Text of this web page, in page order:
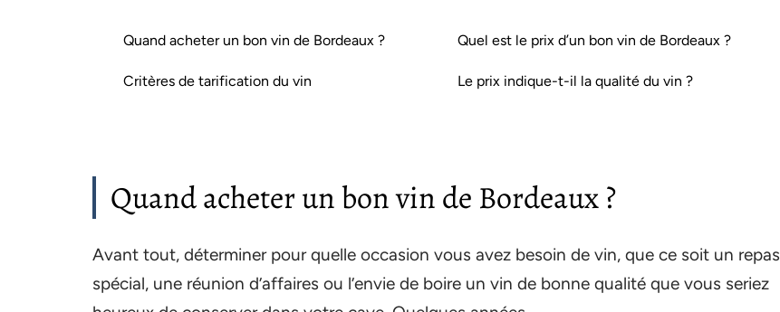
Quand acheter un bon vin de Bordeaux ?
Critères de tarification du vin
Quel est le prix d’un bon vin de Bordeaux ?
Le prix indique-t-il la qualité du vin ?
Quand acheter un bon vin de Bordeaux ?
Avant tout, déterminer pour quelle occasion vous avez besoin de vin, que ce soit un repas
spécial, une réunion d’affaires ou l’envie de boire un vin de bonne qualité que vous seriez